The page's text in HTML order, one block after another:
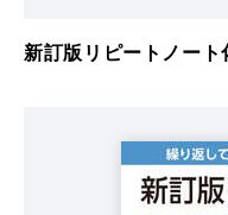
新訂版リピートノー